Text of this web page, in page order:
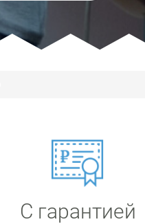
С гарантией